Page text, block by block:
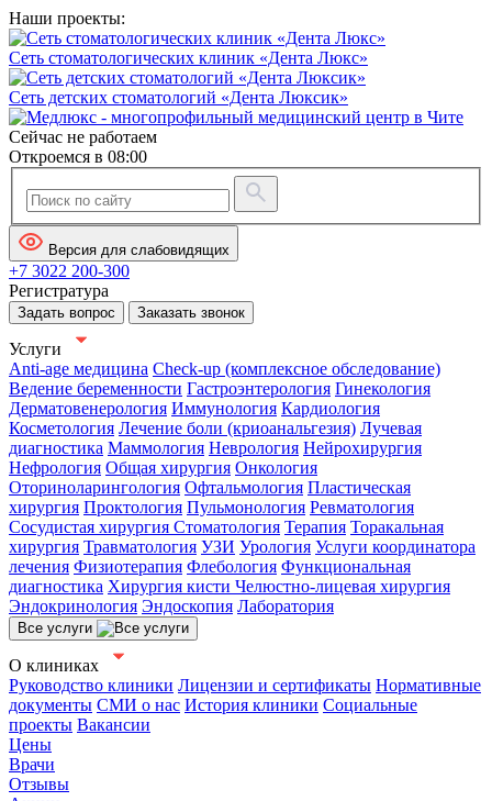
Наши проекты:
Сеть стоматологических клиник «Дента Люкс»
Сеть детских стоматологий «Дента Люксик»
Сейчас не работаем
Откроемся в 08:00
Версия для слабовидящих
+7 3022 200-300
Регистратура
Задать вопрос Заказать звонок
Услуги
Anti-age медицина Check-up (комплексное обследование)
Ведение беременности Гастроэнтерология Гинекология
Дерматовенерология Иммунология Кардиология
Косметология Лечение боли (криоанальгезия) Лучевая
диагностика Маммология Неврология Нейрохирургия
Нефрология Общая хирургия Онкология
Оториноларингология Офтальмология Пластическая
хирургия Проктология Пульмонология Ревматология
Сосудистая хирургия Стоматология Терапия Торакальная
хирургия Травматология УЗИ Урология Услуги координатора
лечения Физиотерапия Флебология Функциональная
диагностика Хирургия кисти Челюстно-лицевая хирургия
Эндокринология Эндоскопия Лаборатория
Все услуги
О клиниках
Руководство клиники Лицензии и сертификаты Нормативные
документы СМИ о нас История клиники Социальные
проекты Вакансии
Цены
Врачи
Отзывы